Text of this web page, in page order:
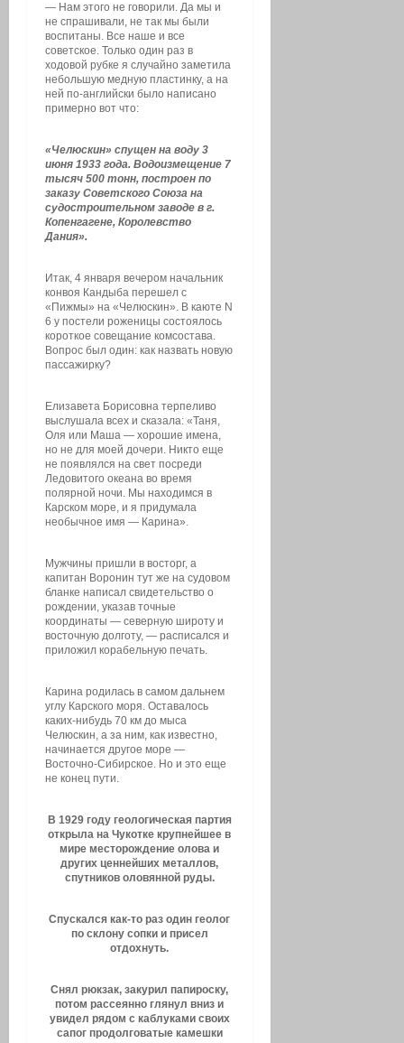
— Нам этого не говорили. Да мы и
не спрашивали, не так мы были
воспитаны. Все наше и все
советское. Только один раз в
ходовой рубке я случайно заметила
небольшую медную пластинку, а на
ней по-английски было написано
примерно вот что:
«Челюскин» спущен на воду 3
июня 1933 года. Водоизмещение 7
тысяч 500 тонн, построен по
заказу Советского Союза на
судостроительном заводе в г.
Копенгагене, Королевство
Дания».
Итак, 4 января вечером начальник
конвоя Кандыба перешел с
«Пижмы» на «Челюскин». В каюте N
6 у постели роженицы состоялось
короткое совещание комсостава.
Вопрос был один: как назвать новую
пассажирку?
Елизавета Борисовна терпеливо
выслушала всех и сказала: «Таня,
Оля или Маша — хорошие имена,
но не для моей дочери. Никто еще
не появлялся на свет посреди
Ледовитого океана во время
полярной ночи. Мы находимся в
Карском море, и я придумала
необычное имя — Карина».
Мужчины пришли в восторг, а
капитан Воронин тут же на судовом
бланке написал свидетельство о
рождении, указав точные
координаты — северную широту и
восточную долготу, — расписался и
приложил корабельную печать.
Карина родилась в самом дальнем
углу Карского моря. Оставалось
каких-нибудь 70 км до мыса
Челюскин, а за ним, как известно,
начинается другое море —
Восточно-Сибирское. Но и это еще
не конец пути.
В 1929 году геологическая партия
открыла на Чукотке крупнейшее в
мире месторождение олова и
других ценнейших металлов,
спутников оловянной руды.
Спускался как-то раз один геолог
по склону сопки и присел
отдохнуть.
Снял рюкзак, закурил папироску,
потом рассеянно глянул вниз и
увидел рядом с каблуками своих
сапог продолговатые камешки